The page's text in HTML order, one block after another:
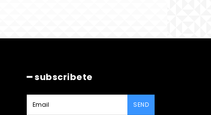
━ subscribete
SEND